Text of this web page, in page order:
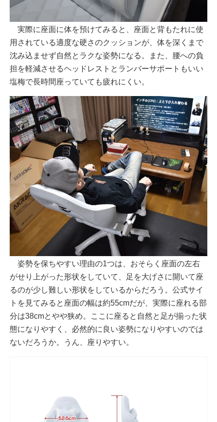
実際に座面に体を預けてみると、座面と背もたれに使
用されている適度な硬さのクッションが、体を深くまで
沈み込ませず自然とラクな姿勢になる。また、腰への負
担を軽減させるヘッドレストとランバーサポートもいい
塩梅で長時間座っていても疲れにくい。
姿勢を保ちやすい理由の1つは、おそらく座面の左右
がせり上がった形状をしていて、足を大げさに開いて座
るのが少し難しい形状をしているからだろう。公式サイ
トを見てみると座面の幅は約55cmだが、実際に座れる部
分は38cmとやや狭め。ここに座ると自然と足が揃った状
態になりやすく、必然的に良い姿勢になりやすいのでは
ないだろうか。うん、座りやすい。